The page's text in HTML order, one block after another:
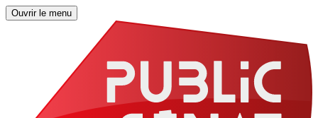
Ouvrir le menu